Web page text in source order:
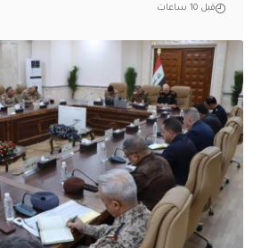
قبل 10 ساعات